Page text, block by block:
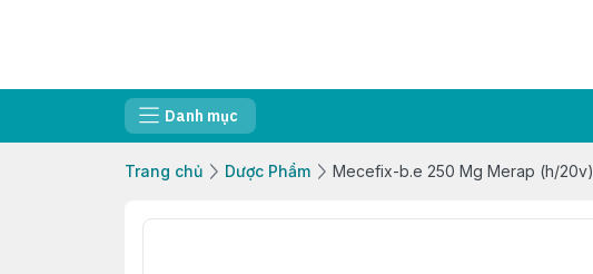
Danh mục
Trang chủ Dược Phẩm Mecefix-b.e 250 Mg Merap (h/20v)